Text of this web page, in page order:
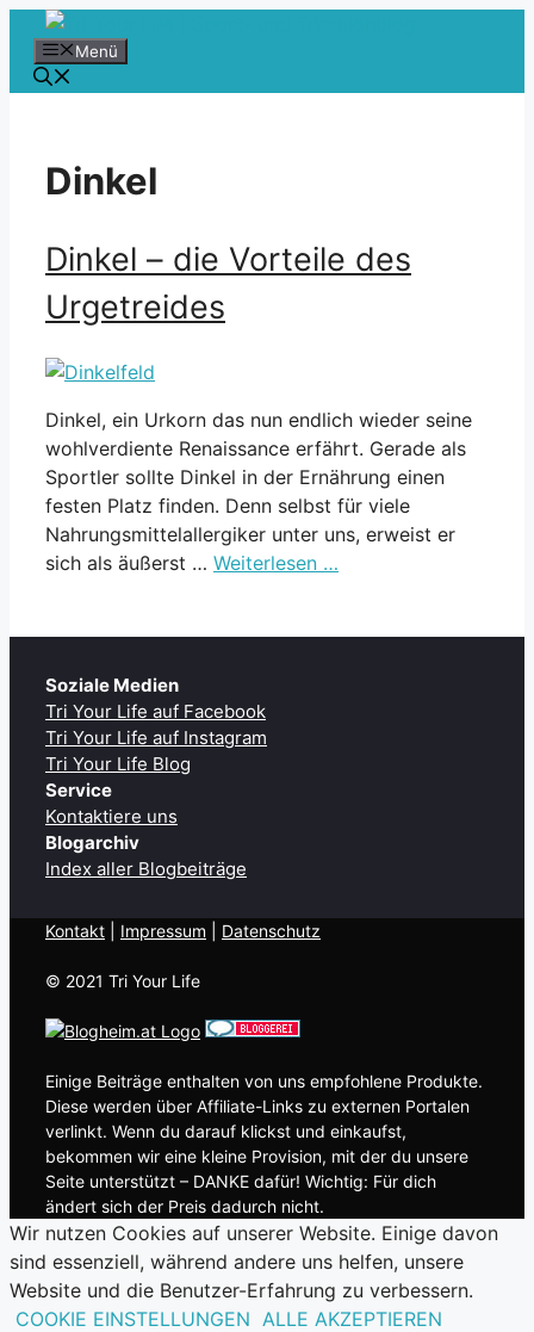
Zum
Inhalt
springen
Menü
Dinkel
Dinkel – die Vorteile des
Urgetreides
Dinkel, ein Urkorn das nun endlich wieder seine
wohlverdiente Renaissance erfährt. Gerade als
Sportler sollte Dinkel in der Ernährung einen
festen Platz finden. Denn selbst für viele
Nahrungsmittelallergiker unter uns, erweist er
sich als äußerst … Weiterlesen …
Soziale Medien
Tri Your Life auf Facebook
Tri Your Life auf Instagram
Tri Your Life Blog
Service
Kontaktiere uns
Blogarchiv
Index aller Blogbeiträge
Kontakt Impressum Datenschutz
© 2021 Tri Your Life
Einige Beiträge enthalten von uns empfohlene Produkte.
Diese werden über Affiliate-Links zu externen Portalen
verlinkt. Wenn du darauf klickst und einkaufst,
bekommen wir eine kleine Provision, mit der du unsere
Seite unterstützt – DANKE dafür! Wichtig: Für dich
ändert sich der Preis dadurch nicht.
Wir nutzen Cookies auf unserer Website. Einige davon
sind essenziell, während andere uns helfen, unsere
Website und die Benutzer-Erfahrung zu verbessern.
COOKIE EINSTELLUNGEN ALLE AKZEPTIEREN